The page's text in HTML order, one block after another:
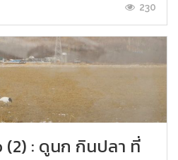
230
(2) : ดูนก กินปลา ที่